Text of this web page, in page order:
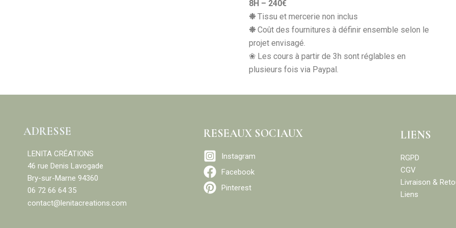
8H – 240€
❉Tissu et mercerie non inclus
❉Coût des fournitures à définir ensemble selon le
projet envisagé.
❀ Les cours à partir de 3h sont réglables en
plusieurs fois via Paypal.
ADRESSE
LENITA CRÉATIONS
46 rue Denis Lavogade
Bry-sur-Marne 94360
06 72 66 64 35
contact@lenitacreations.com
RESEAUX SOCIAUX
Instagram
Facebook
Pinterest
LIENS
RGPD
CGV
Livraison &
Liens